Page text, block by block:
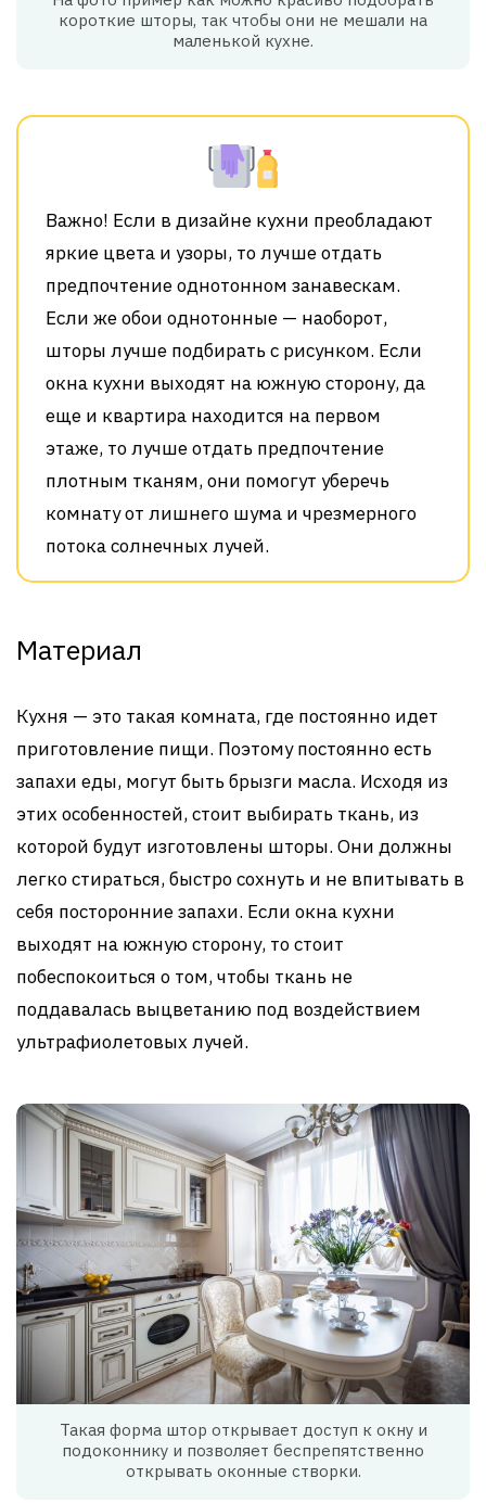
короткие шторы, так чтобы они не мешали на
маленькой кухне.
Важно! Если в дизайне кухни преобладают
яркие цвета и узоры, то лучше отдать
предпочтение однотонном занавескам.
Если же обои однотонные — наоборот,
шторы лучше подбирать с рисунком. Если
окна кухни выходят на южную сторону, да
еще и квартира находится на первом
этаже, то лучше отдать предпочтение
плотным тканям, они помогут уберечь
комнату от лишнего шума и чрезмерного
потока солнечных лучей.
Материал
Кухня — это такая комната, где постоянно идет
приготовление пищи. Поэтому постоянно есть
запахи еды, могут быть брызги масла. Исходя из
этих особенностей, стоит выбирать ткань, из
которой будут изготовлены шторы. Они должны
легко стираться, быстро сохнуть и не впитывать в
себя посторонние запахи. Если окна кухни
выходят на южную сторону, то стоит
побеспокоиться о том, чтобы ткань не
поддавалась выцветанию под воздействием
ультрафиолетовых лучей.
Такая форма штор открывает доступ к окну и
подоконнику и позволяет беспрепятственно
открывать оконные створки.